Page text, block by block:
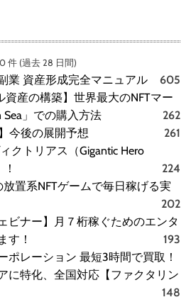
件 (過去 28 日間)
業 資産形成完全マニュアル
605
資産の構築】世界最大のNFTマー
」での購入方法
262
今後の展開予想
261
クトリアス（Gigantic Hero
224
放置系NFTゲームで毎日稼げる実
202
ビナー】月７桁稼ぐためのエンタ
す！
193
ポレーション 最短3時間で買取！
に特化、全国対応【ファクタリン
148